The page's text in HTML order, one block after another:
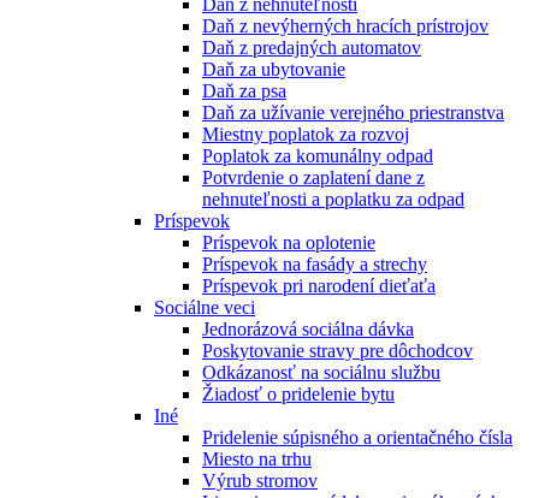
Daň z nehnuteľnosti
Daň z nevýherných hracích prístrojov
Daň z predajných automatov
Daň za ubytovanie
Daň za psa
Daň za užívanie verejného priestranstva
Miestny poplatok za rozvoj
Poplatok za komunálny odpad
Potvrdenie o zaplatení dane z
nehnuteľnosti a poplatku za odpad
Príspevok
Príspevok na oplotenie
Príspevok na fasády a strechy
Príspevok pri narodení dieťaťa
Sociálne veci
Jednorázová sociálna dávka
Poskytovanie stravy pre dôchodcov
Odkázanosť na sociálnu službu
Žiadosť o pridelenie bytu
Iné
Pridelenie súpisného a orientačného čísla
Miesto na trhu
Výrub stromov